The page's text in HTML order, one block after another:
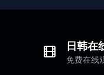
日韩在
免费在线